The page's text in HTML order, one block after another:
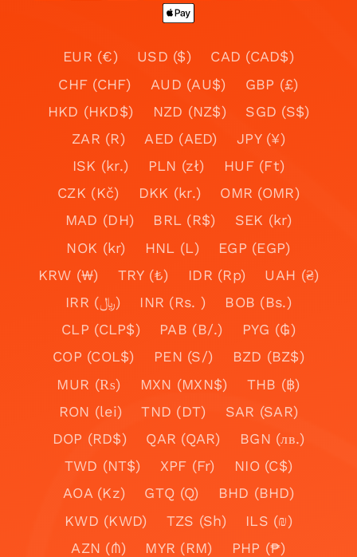
EUR (€) USD ($)
CAD (CAD$)
CHF (CHF)
AUD (AU$)
GBP (£)
HKD (HKD$)
NZD (NZ$)
SGD (S$)
ZAR (R)
AED (AED)
JPY (¥)
ISK (kr.)
PLN (zł)
HUF (Ft)
CZK (Kč)
DKK (kr.)
OMR (OMR)
MAD (DH)
BRL (R$)
SEK (kr)
NOK (kr)
HNL (L)
EGP (EGP)
KRW (₩)
TRY (₺) IDR (Rp)
UAH (₴)
IRR (﷼)
INR (Rs. )
BOB (Bs.)
CLP (CLP$)
PAB (B/.)
PYG (₲)
COP (COL$)
PEN (S/)
BZD (BZ$)
MUR (₨)
MXN (MXN$)
THB (฿)
RON (lei)
TND (DT)
SAR (SAR)
DOP (RD$)
QAR (QAR)
BGN (лв.)
TWD (NT$)
XPF (Fr)
NIO (C$)
AOA (Kz)
GTQ (Q)
BHD (BHD)
KWD (KWD)
TZS (Sh)
ILS (₪)
AZN (₼)
MYR (RM)
PHP (₱)